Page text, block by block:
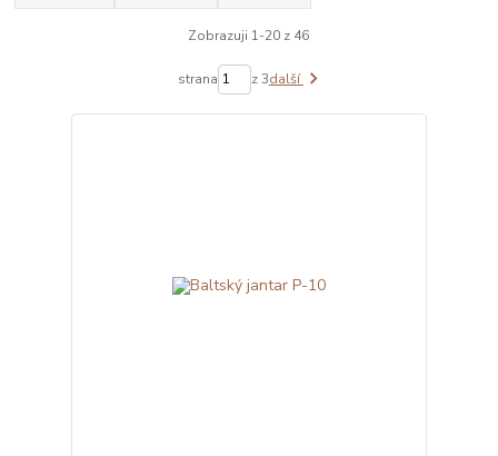
Zobrazuji 1-20 z 46
strana z 3další